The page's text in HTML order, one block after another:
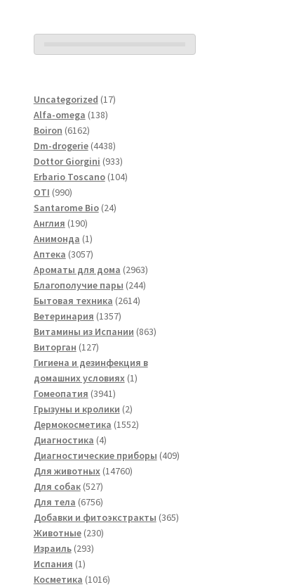
Uncategorized 1717
Alfa-omega 138138
Boiron 61626162
товара
Dm-drogerie 44384438
товаров
Dottor Giorgini 933933
товара
Erbario Toscano 104104
OTI 990990
товаров
Santarome Bio 2424
Англия 190190
товаров
Анимонда 11
товар
Аптека 30573057
товаров
Ароматы для дома 29632963
товара
Благополучие пары 244244
Бытовая техника 26142614
Ветеринария 13571357
товаров
Витамины из Испании 863863
Виторган 127127
товаров
Гигиена и дезинфекция в
домашних условиях 11
Гомеопатия 39413941
товар
Грызуны и кролики 22
товара
Дермокосметика 15521552
Диагностика 44
товара
Диагностические приборы 409409
Для животных 1476014760
Для собак 527527
товаров
Для тела 67566756
товаров
Добавки и фитоэкстракты 365365
Животные 230230
Израиль 293293
Испания 11
товар
Косметика 10161016